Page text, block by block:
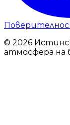
© 2026
атмосфера на